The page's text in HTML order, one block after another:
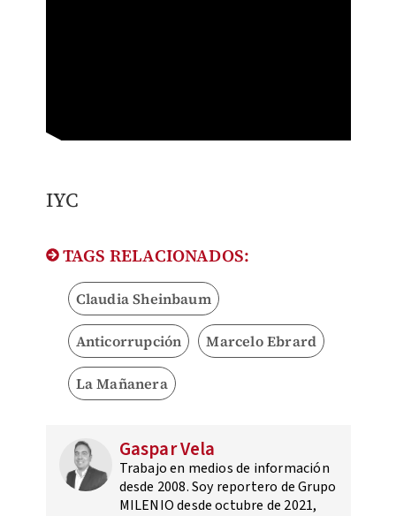
IYC
TAGS RELACIONADOS:
Claudia Sheinbaum
Anticorrupción Marcelo Ebrard
La Mañanera
Gaspar Vela
Trabajo en medios de información
desde 2008. Soy reportero de Grupo
MILENIO desde octubre de 2021,